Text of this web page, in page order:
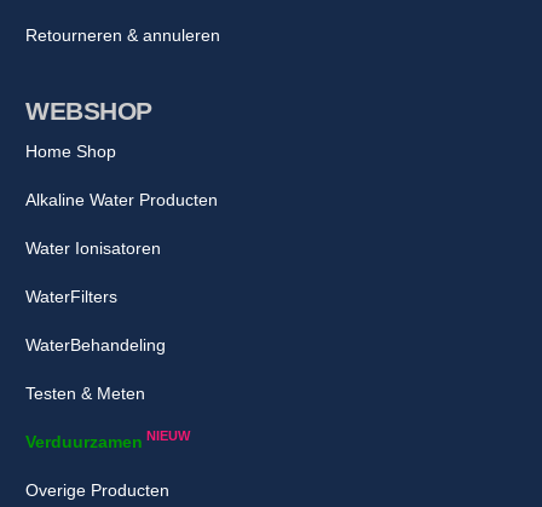
WEBSHOP
Home Shop
Alkaline Water Producten
Water Ionisatoren
WaterFilters
WaterBehandeling
Testen & Meten
Verduurzamen NIEUW
Overige Producten
Retourneren & annuleren